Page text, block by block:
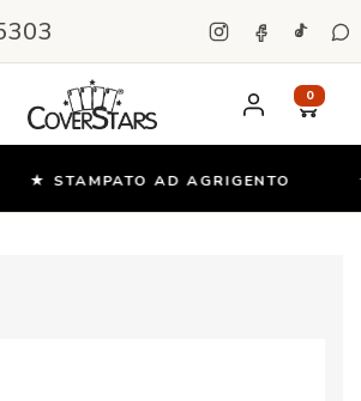
0
★ STAMPATO AD AGRIGENTO ★